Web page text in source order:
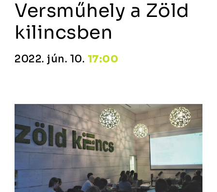
Versműhely a Zöld
kilincsben
2022. jún. 10. 17:00